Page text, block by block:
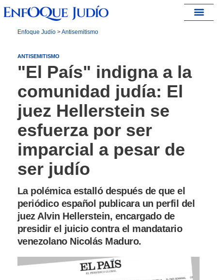
Enfoque Judío>Antisemitismo
ANTISEMITISMO
"El País" indigna a la
comunidad judía: El
juez Hellerstein se
esfuerza por ser
imparcial a pesar de
ser judío
La polémica estalló después de que el
periódico español publicara un perfil del
juez Alvin Hellerstein, encargado de
presidir el juicio contra el mandatario
venezolano Nicolás Maduro.